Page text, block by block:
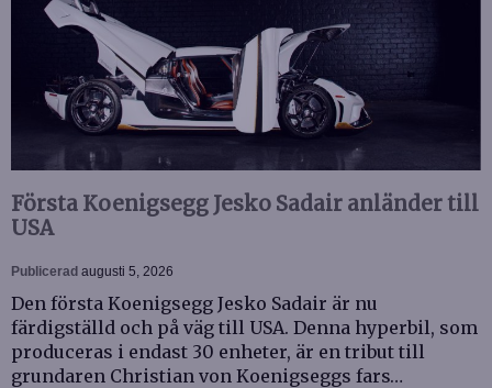
Första Koenigsegg Jesko Sadair anländer till
USA
Publicerad augusti 5, 2026
Den första Koenigsegg Jesko Sadair är nu
färdigställd och på väg till USA. Denna hyperbil, som
produceras i endast 30 enheter, är en tribut till
grundaren Christian von Koenigseggs fars…